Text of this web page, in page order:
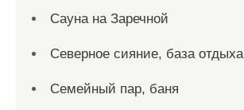
Сауна на Заречной
Северное сияние, база отдыха
Семейный пар, баня